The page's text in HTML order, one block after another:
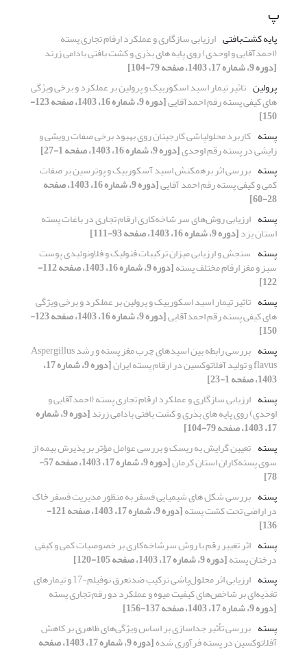
پ
پایه کشت‌بافتی ارزیابی سازگاری و عملکرد ارقام تجاری پسته
(احمدآقایی و اوحدی) روی پایه های بذری و کشت بافتی بادامی زرند
[دوره 9، شماره 17، 1403، صفحه 79-104]
پرولین تاثیر تیمار اسید اسکوربیک و پرولین بر عملکرد و برخی ویژگی
های کیفی پسته رقم احمدآقایی [دوره 9، شماره 16، 1403، صفحه 123-
150]
پسته کاربرد محلول‏پاشی کارجینان روی بهبود برخی صفات رویشی و
زایشی در پسته رقم اوحدی[دوره 9، شماره 16، 1403، صفحه 1-27]
پسته بررسی اثر برهمکنش اسید آسکوربیک و پوترسین بر صفات
کمی و کیفی پسته رقم احمد آقایی [دوره 9، شماره 16، 1403، صفحه
28-60]
پسته ارزیابی روش‌های سر شاخه‌کاری ارقام تجاری در باغات پسته
استان یزد[دوره 9، شماره 16، 1403، صفحه 93-111]
پسته سنجش و ارزیابی میزان ترکیبات فنولیک و فلاونوئیدی پوست
سبز و مغز ارقام مختلف پسته [دوره 9، شماره 16، 1403، صفحه 112-
122]
پسته تاثیر تیمار اسید اسکوربیک و پرولین بر عملکرد و برخی ویژگی
های کیفی پسته رقم احمدآقایی [دوره 9، شماره 16، 1403، صفحه 123-
150]
پسته
بررسی رابطه بین اسیدهای چرب مغز پسته و رشد Aspergillus
flavus و تولید آفلاتوکسین در ارقام پسته ایران [دوره 9، شماره 17،
1403، صفحه 1-23]
پسته ارزیابی سازگاری و عملکرد ارقام تجاری پسته (احمدآقایی و
اوحدی) روی پایه های بذری و کشت بافتی بادامی زرند [دوره 9، شماره
17، 1403، صفحه 79-104]
پسته تعیین گرایش به ریسک و بررسی عوامل مؤثر بر پذیرش بیمه از
سوی پسته‌کاران استان کرمان [دوره 9، شماره 17، 1403، صفحه 57-
78]
پسته بررسی شکل های شیمیایی فسفر به منظور مدیریت فسفر خاک
در اراضی تحت کشت پسته [دوره 9، شماره 17، 1403، صفحه 121-
136]
پسته اثر تغییر رقم با روش سرشاخه‌کاری بر خصوصیات کمی و کیفی
درختان پسته[دوره 9، شماره 17، 1403، صفحه 105-120]
پسته
ارزیابی اثر محلول‌پاشی ترکیب ضدتعرق نوفیلم-17 و تیمارهای
تغذیه‌ای بر شاخص‌های کیفیت میوه و عملکرد دو رقم تجاری پسته
[دوره 9، شماره 17، 1403، صفحه 137-156]
پسته بررسی تأثیر جداسازی بر اساس ویژگی‌های ظاهری بر کاهش
آفلاتوکسین در پسته فرآوری شده [دوره 9، شماره 17، 1403، صفحه